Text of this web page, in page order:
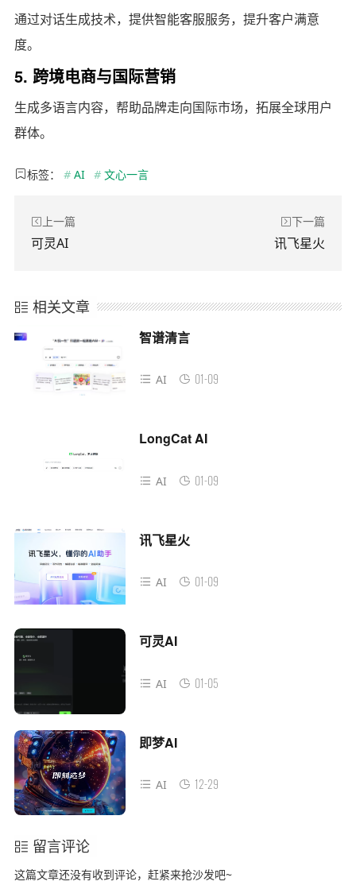
通过对话生成技术，提供智能客服服务，提升客户满意
度。
5. 跨境电商与国际营销
生成多语言内容，帮助品牌走向国际市场，拓展全球用户
群体。
标签： # AI # 文心一言
上一篇
可灵AI
下一篇
讯飞星火
相关文章
智谱清言
AI 01-09
LongCat AI
AI 01-09
讯飞星火
AI 01-09
可灵AI
AI 01-05
即梦AI
AI 12-29
留言评论
这篇文章还没有收到评论，赶紧来抢沙发吧~